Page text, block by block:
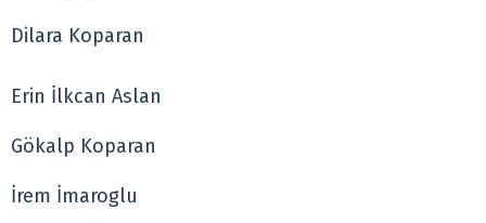
Dilara Koparan
Erin İlkcan Aslan
Gökalp Koparan
İrem İmaroglu